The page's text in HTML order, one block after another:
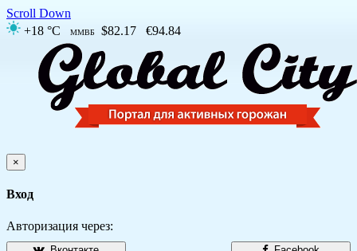
Scroll Down
+18 °C
ММВБ $82.17 €94.84
×
Вход
Авторизация через: